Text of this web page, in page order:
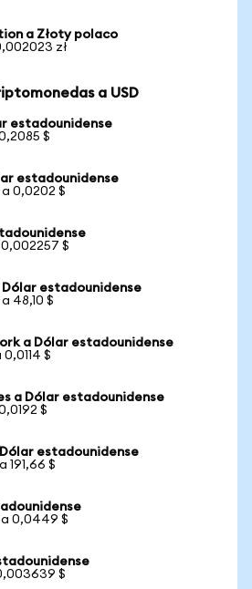
a Złoty polaco
zł
a USD
estadounidense
$
estadounidense
0,0202 $
0,002257 $
Dólar estadounidense
48,10 $
a Dólar estadounidense
$
a Dólar estadounidense
$
estadounidense
191,66 $
a 0,0449 $
$